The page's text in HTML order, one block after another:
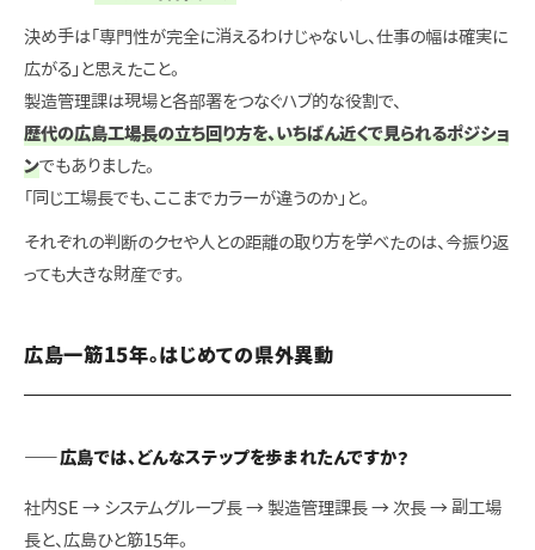
決め手は「専門性が完全に消えるわけじゃないし、仕事の幅は確実に
広がる」と思えたこと。
製造管理課は現場と各部署をつなぐハブ的な役割で、
歴代の広島工場長の立ち回り方を、いちばん近くで見られるポジショ
ンでもありました。
「同じ工場長でも、ここまでカラーが違うのか」と。
それぞれの判断のクセや人との距離の取り方を学べたのは、今振り返
っても大きな財産です。
広島一筋15年。はじめての県外異動
——広島では、どんなステップを歩まれたんですか？
社内SE → システムグループ長 → 製造管理課長 → 次長 → 副工場
長と、広島ひと筋15年。